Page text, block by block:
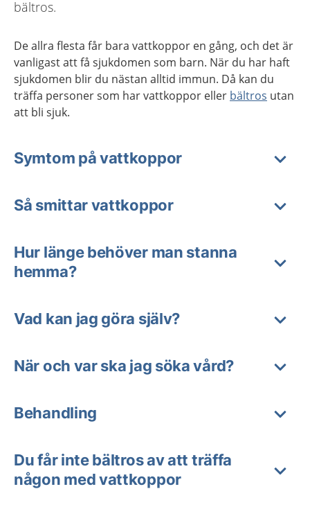
bältros.
De allra flesta får bara vattkoppor en gång, och det är
vanligast att få sjukdomen som barn. När du har haft
sjukdomen blir du nästan alltid immun. Då kan du
träffa personer som har vattkoppor eller bältros utan
att bli sjuk.
Symtom på vattkoppor
Så smittar vattkoppor
Hur länge behöver man stanna
hemma?
Vad kan jag göra själv?
När och var ska jag söka vård?
Behandling
Du får inte bältros av att träffa
någon med vattkoppor